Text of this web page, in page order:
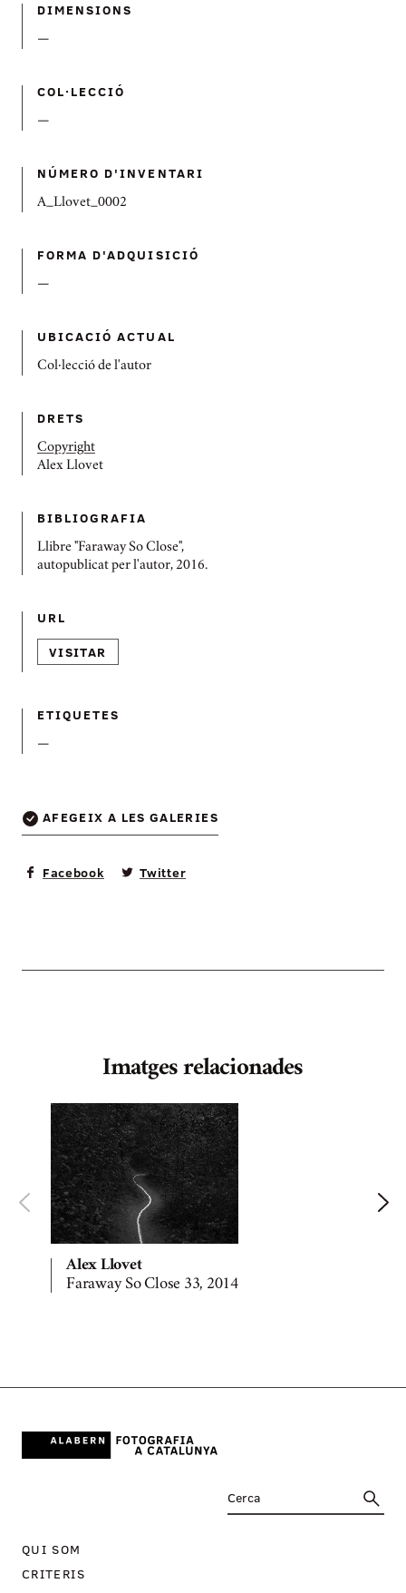
DIMENSIONS
—
COL·LECCIÓ
—
NÚMERO D'INVENTARI
A_Llovet_0002
FORMA D'ADQUISICIÓ
—
UBICACIÓ ACTUAL
Col·lecció de l'autor
DRETS
Copyright
Alex Llovet
BIBLIOGRAFIA
Llibre "Faraway So Close",
autopublicat per l'autor, 2016.
URL
VISITAR
ETIQUETES
—
AFEGEIX A LES GALERIES
Facebook Twitter
Imatges relacionades
Alex Llovet
Faraway So Close 33, 2014
QUI SOM
CRITERIS